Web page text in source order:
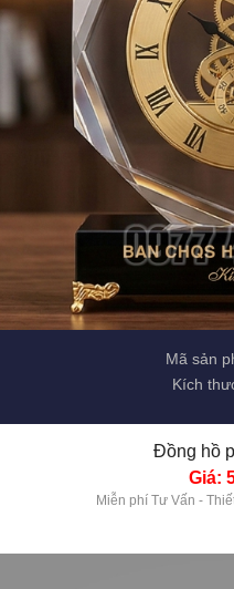
Mã sản
Kích
Đồng hồ
Giá:
Miễn phí Tư Vấn -